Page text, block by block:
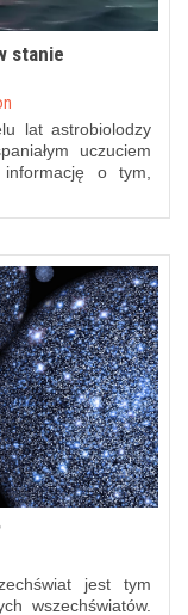
stanie
lat astrobiolodzy
uczuciem
informację o tym,
jest tym
wszechświatów.